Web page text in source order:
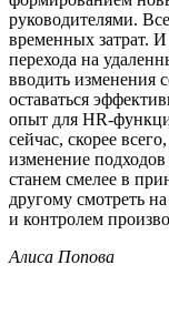
руководителями.
временных затрат.
перехода на
вводить изменения
оставаться
опыт для HR-
сейчас, скорее
изменение
станем смелее в
другому смотреть
и контролем
Алиса Попова